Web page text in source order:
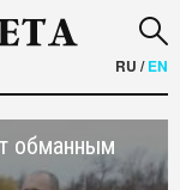
RU /EN
обманным